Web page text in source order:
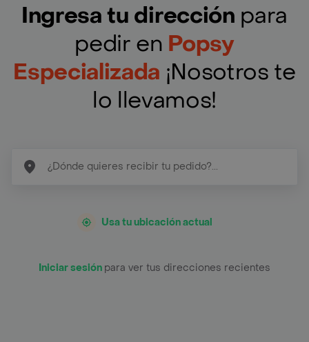
Ingresa tu dirección para
pedir en Popsy
Especializada ¡Nosotros te
lo llevamos!
Usa tu ubicación actual
Iniciar sesión para ver tus direcciones recientes